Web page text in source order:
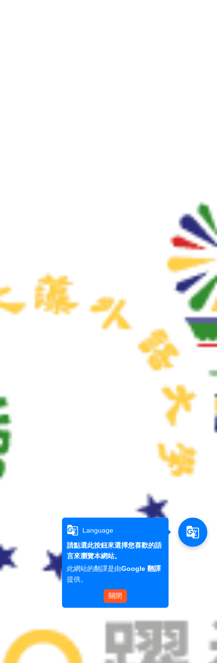
g_translate
Language
請點選此按鈕來選擇您喜歡的語
言來瀏覽本網站。
此網站的翻譯是由Google 翻譯
提供。
關閉
g_translate